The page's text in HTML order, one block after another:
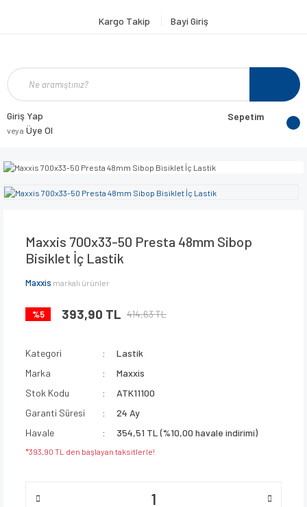
Kargo Takip Bayi Giriş
Giriş Yap
veya Üye Ol
Sepetim
Maxxis 700x33-50 Presta 48mm Sibop
Bisiklet İç Lastik
Maxxis markalı ürünler
%5 393,90 TL 414,63 TL
Kategori
Lastik
Marka
Maxxis
Stok Kodu
ATK11100
Garanti Süresi
24 Ay
Havale
354,51 TL (%10,00 havale indirimi)
*393,90 TL den başlayan taksitlerle!